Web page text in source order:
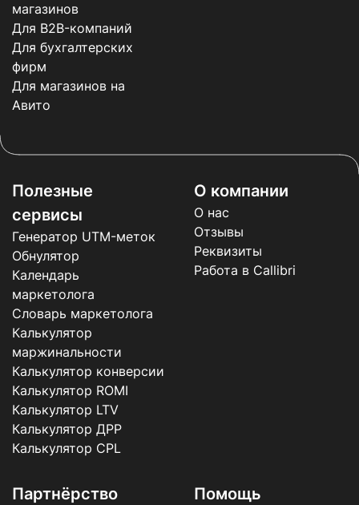
магазинов
Для B2B-компаний
Для бухгалтерских
фирм
Для магазинов на
Авито
Полезные
сервисы
Генератор UTM-меток
Обнулятор
Календарь
маркетолога
Словарь маркетолога
Калькулятор
маржинальности
Калькулятор конверсии
Калькулятор ROMI
Калькулятор LTV
Калькулятор ДРР
Калькулятор CPL
Помощь
О компании
О нас
Отзывы
Реквизиты
Работа в Callibri
Партнёрство